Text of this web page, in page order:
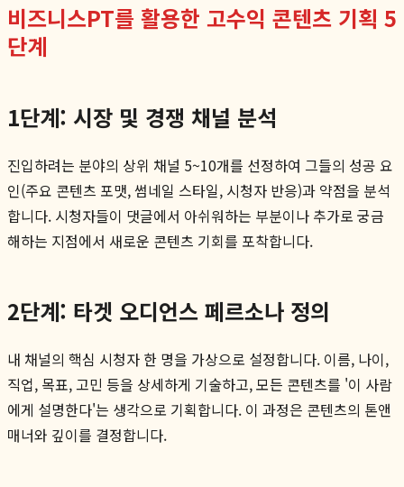
비즈니스PT를 활용한 고수익 콘텐츠 기획 5
단계
1단계: 시장 및 경쟁 채널 분석
진입하려는 분야의 상위 채널 5~10개를 선정하여 그들의 성공 요
인(주요 콘텐츠 포맷, 썸네일 스타일, 시청자 반응)과 약점을 분석
합니다. 시청자들이 댓글에서 아쉬워하는 부분이나 추가로 궁금
해하는 지점에서 새로운 콘텐츠 기회를 포착합니다.
2단계: 타겟 오디언스 페르소나 정의
내 채널의 핵심 시청자 한 명을 가상으로 설정합니다. 이름, 나이,
직업, 목표, 고민 등을 상세하게 기술하고, 모든 콘텐츠를 '이 사람
에게 설명한다'는 생각으로 기획합니다. 이 과정은 콘텐츠의 톤앤
매너와 깊이를 결정합니다.